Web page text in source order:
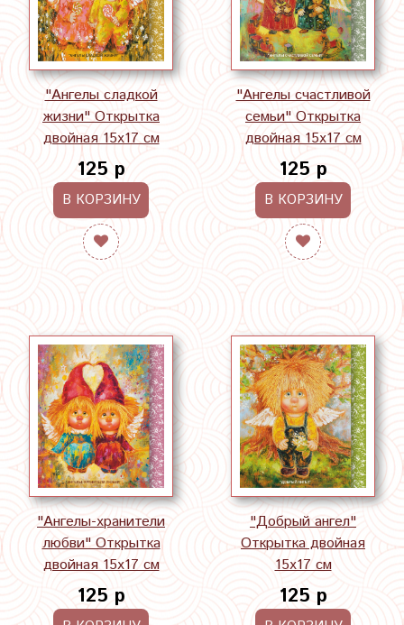
"Ангелы сладкой
жизни" Открытка
двойная 15х17 см
125 р
В КОРЗИНУ
"Ангелы счастливой
семьи" Открытка
двойная 15х17 см
125 р
В КОРЗИНУ
"Ангелы-хранители
любви" Открытка
двойная 15х17 см
125 р
"Добрый ангел"
Открытка двойная
15х17 см
125 р